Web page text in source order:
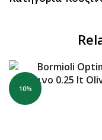
10%